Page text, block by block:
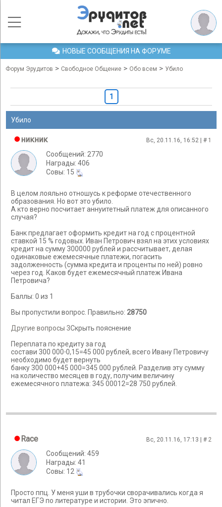
НОВЫЕ СООБЩЕНИЯ НА ФОРУМЕ
Форум Эрудитов > Свободное Общение > Обо всем > Убило
1
Убило
никник Вс, 20.11.16, 16:52 | # 1
Сообщений: 2770
Награды: 406
Cовы: 15
В целом лояльно отношусь к реформе отечественного
образования. Но вот это убило.
А кто верно посчитает аннуитетный платеж для описанного
случая?
Банк предлагает оформить кредит на год с процентной
ставкой 15 % годовых. Иван Петрович взял на этих условиях
кредит на сумму 300000 рублей и рассчитывает, делая
одинаковые ежемесячные платежи, погасить
задолженность (сумма кредита и проценты по ней) ровно
через год. Каков будет ежемесячный платеж Ивана
Петровича?
Баллы: 0 из 1
Вы пропустили вопрос. Правильно: 28750
Другие вопросы 3Скрыть пояснение
Переплата по кредиту за год
состави 300 000⋅0,15=45 000 рублей, всего Ивану Петровичу
необходимо будет вернуть
банку 300 000+45 000=345 000 рублей. Разделив эту сумму
на количество месяцев в году, получим величину
ежемесячного платежа: 345 00012=28 750 рублей.
Race Вс, 20.11.16, 17:13 | # 2
Сообщений: 459
Награды: 41
Cовы: 12
Просто ппц. У меня уши в трубочки сворачивались когда я
читал ЕГЭ по литературе и истории. Это эпично.